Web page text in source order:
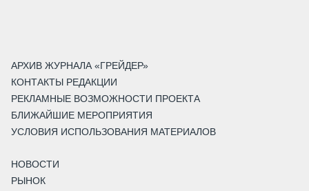
АРХИВ ЖУРНАЛА «ГРЕЙДЕР»
КОНТАКТЫ РЕДАКЦИИ
РЕКЛАМНЫЕ ВОЗМОЖНОСТИ ПРОЕКТА
БЛИЖАЙШИЕ МЕРОПРИЯТИЯ
УСЛОВИЯ ИСПОЛЬЗОВАНИЯ МАТЕРИАЛОВ
НОВОСТИ
РЫНОК